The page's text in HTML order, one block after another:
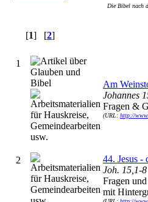
Die Bibel nach
[1] [2]
1
Am
Johannes
Fragen &
(URL: http://
2
44. Jesus -
Joh. 15,1-8
Fragen
mit